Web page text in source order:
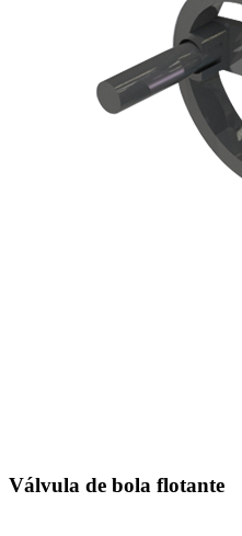
Válvula de bola flotante